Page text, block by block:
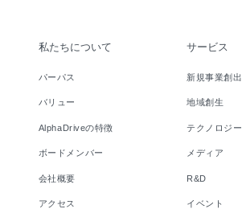
私たちについて
パーパス
バリュー
AlphaDriveの特徴
ボードメンバー
会社概要
アクセス
サービス
新規事業創出
地域創生
テクノロジー
メディア
R&D
イベント